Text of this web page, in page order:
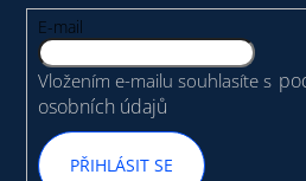
E-mail
Vložením e-mailu souhlasíte s
osobních údajů
PŘIHLÁSIT SE